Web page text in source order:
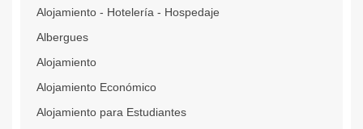
Alojamiento - Hotelería - Hospedaje
Albergues
Alojamiento
Alojamiento Económico
Alojamiento para Estudiantes